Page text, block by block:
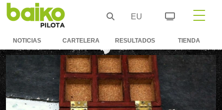
EU
NOTICIAS CARTELERA RESULTADOS TIENDA